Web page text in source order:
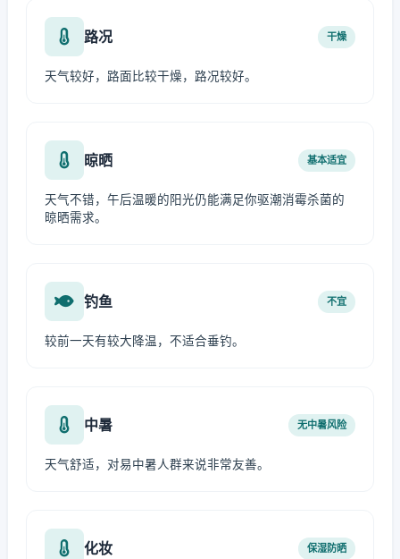
路况 干燥
天气较好，路面比较干燥，路况较好。
晾晒 基本适宜
天气不错，午后温暖的阳光仍能满足你驱潮消霉杀菌的
晾晒需求。
钓鱼 不宜
较前一天有较大降温，不适合垂钓。
中暑 无中暑风险
天气舒适，对易中暑人群来说非常友善。
化妆 保湿防晒